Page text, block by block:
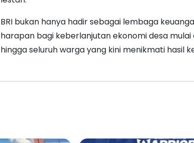
BRI bukan hanya hadir sebagai lembaga
harapan bagi keberlanjutan ekonomi desa mulai
hingga seluruh warga yang kini menikmati hasil